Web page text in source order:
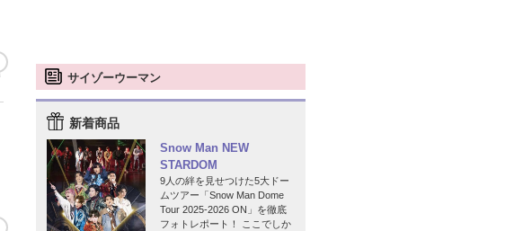
サイゾーウーマン
新着商品
Snow Man NEW
STARDOM
9人の絆を見せつけた5大ドー
ムツアー「Snow Man Dome
Tour 2025-2026 ON」を徹底
フォトレポート！ ここでしか